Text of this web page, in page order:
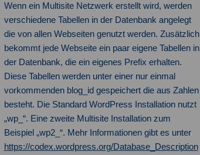
Wenn ein Multisite Netzwerk erstellt wird, werden
verschiedene Tabellen in der Datenbank angelegt
die von allen Webseiten genutzt werden. Zusätzlich
bekommt jede Webseite ein paar eigene Tabellen in
der Datenbank, die ein eigenes Prefix erhalten.
Diese Tabellen werden unter einer nur einmal
vorkommenden blog_id gespeichert die aus Zahlen
besteht. Die Standard WordPress Installation nutzt
„wp_“. Eine zweite Multisite Installation zum
Beispiel „wp2_“. Mehr Informationen gibt es unter
https://codex.wordpress.org/Database_Description